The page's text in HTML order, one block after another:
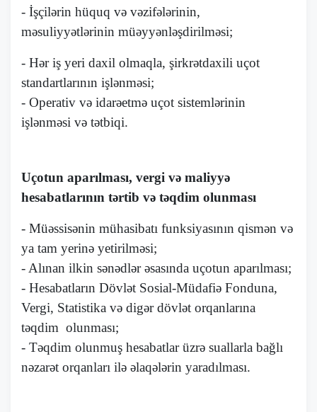
- İşçilərin hüquq və vəzifələrinin,
məsuliyyətlərinin müəyyənləşdirilməsi;
- Hər iş yeri daxil olmaqla, şirkrətdaxili uçot
standartlarının işlənməsi;
- Operativ və idarəetmə uçot sistemlərinin
işlənməsi və tətbiqi.
Uçotun aparılması, vergi və maliyyə
hesabatlarının tərtib və təqdim olunması
- Müəssisənin mühasibatı funksiyasının qismən və
ya tam yerinə yetirilməsi;
- Alınan ilkin sənədlər əsasında uçotun aparılması;
- Hesabatların Dövlət Sosial-Müdafiə Fonduna,
Vergi, Statistika və digər dövlət orqanlarına
təqdim olunması;
- Təqdim olunmuş hesabatlar üzrə suallarla bağlı
nəzarət orqanları ilə əlaqələrin yaradılması.